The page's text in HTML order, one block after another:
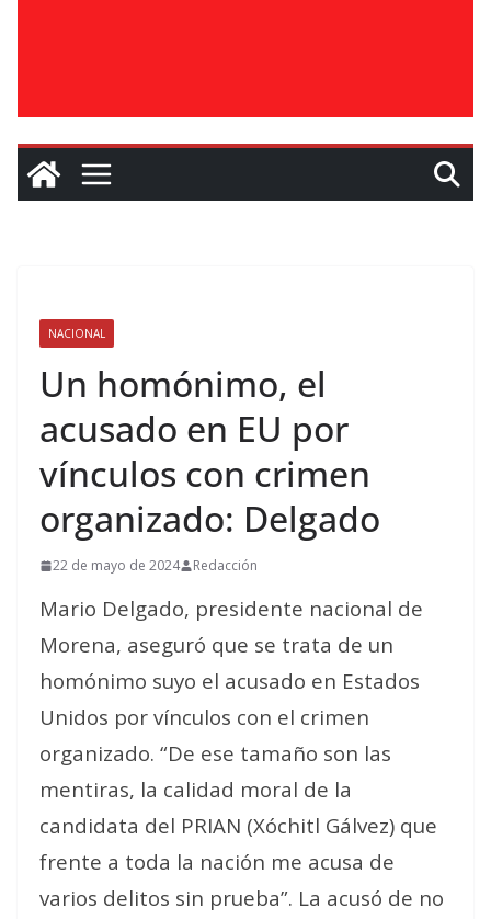
NACIONAL
Un homónimo, el
acusado en EU por
vínculos con crimen
organizado: Delgado
22 de mayo de 2024 Redacción
Mario Delgado, presidente nacional de
Morena, aseguró que se trata de un
homónimo suyo el acusado en Estados
Unidos por vínculos con el crimen
organizado. “De ese tamaño son las
mentiras, la calidad moral de la
candidata del PRIAN (Xóchitl Gálvez) que
frente a toda la nación me acusa de
varios delitos sin prueba”. La acusó de no